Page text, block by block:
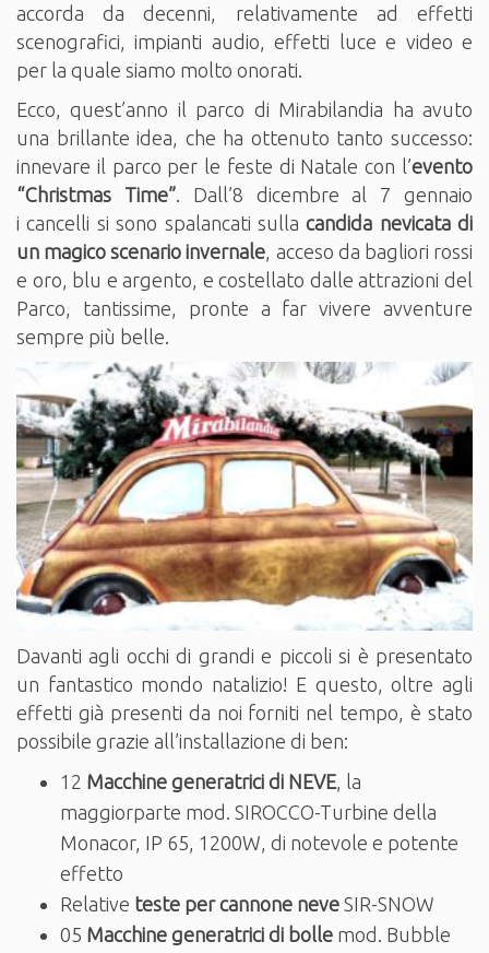
accorda da decenni, relativamente ad effetti
scenografici, impianti audio, effetti luce e video e
per la quale siamo molto onorati.
Ecco, quest’anno il parco di Mirabilandia ha avuto
una brillante idea, che ha ottenuto tanto successo:
innevare il parco per le feste di Natale con l’evento
“Christmas Time”. Dall’8 dicembre al 7 gennaio
i cancelli si sono spalancati sullacandida nevicata di
un magico scenario invernale , acceso da bagliori rossi
e oro, blu e argento, e costellato dalle attrazioni del
Parco, tantissime, pronte a far vivere avventure
sempre più belle.
Davanti agli occhi di grandi e piccoli si è presentato
un fantastico mondo natalizio! E questo, oltre agli
effetti già presenti da noi forniti nel tempo, è stato
possibile grazie all’installazione di ben:
12 Macchine generatrici di NEVE, la
maggiorparte mod. SIROCCO-Turbine della
Monacor, IP 65, 1200W, di notevole e potente
effetto
Relative teste per cannone neve SIR-SNOW
05 Macchine generatrici di bolle mod. Bubble